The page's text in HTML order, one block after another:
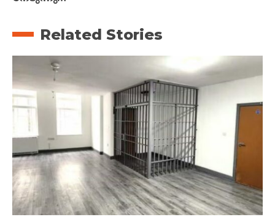
Related Stories